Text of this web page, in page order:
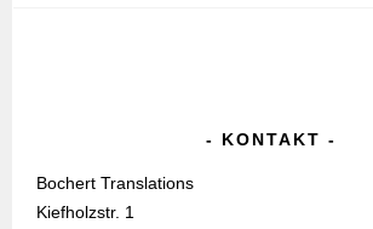
KONTAKT
Bochert Translations
Kiefholzstr. 1